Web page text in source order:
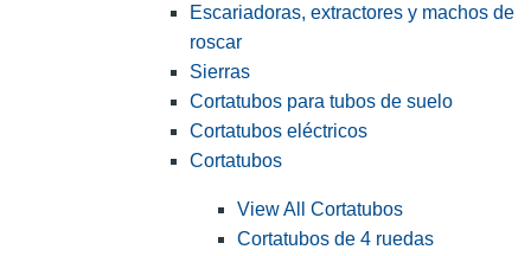
Escariadoras, extractores y machos de
roscar
Sierras
Cortatubos para tubos de suelo
Cortatubos eléctricos
Cortatubos
View All Cortatubos
Cortatubos de 4 ruedas